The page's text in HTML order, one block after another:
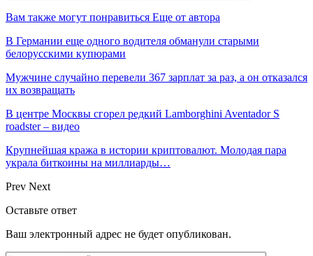
Вам также могут понравиться Еще от автора
В Германии еще одного водителя обманули старыми
белорусскими купюрами
Мужчине случайно перевели 367 зарплат за раз, а он отказался
их возвращать
В центре Москвы сгорел редкий Lamborghini Aventador S
roadster – видео
Крупнейшая кража в истории криптовалют. Молодая пара
украла биткоины на миллиарды…
Prev Next
Оставьте ответ
Ваш электронный адрес не будет опубликован.